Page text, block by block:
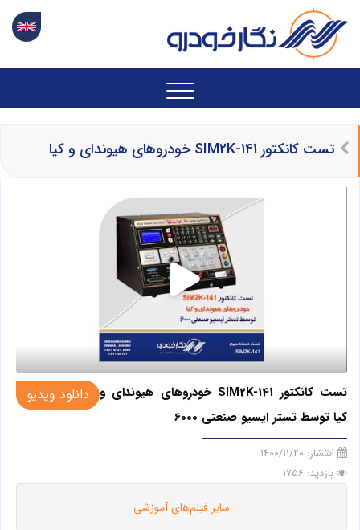
تست کانکتور SIM2K-141 خودروهای هیوندای و کیا
دانلود ویدیو
تست کانکتور SIM2K-141 خودروهای هیوندای و
کیا توسط تستر ایسیو صنعتی 6000
انتشار: 1400/11/20
بازدید: 1756
سایر فیلم‌های آموزشی